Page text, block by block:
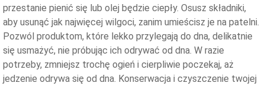
przestanie pienić się lub olej będzie ciepły. Osusz składniki,
aby usunąć jak najwięcej wilgoci, zanim umieścisz je na patelni.
Pozwól produktom, które lekko przylegają do dna, delikatnie
się usmażyć, nie próbując ich odrywać od dna. W razie
potrzeby, zmniejsz trochę ogień i cierpliwie poczekaj, aż
jedzenie odrywa się od dna. Konserwacja i czyszczenie twojej